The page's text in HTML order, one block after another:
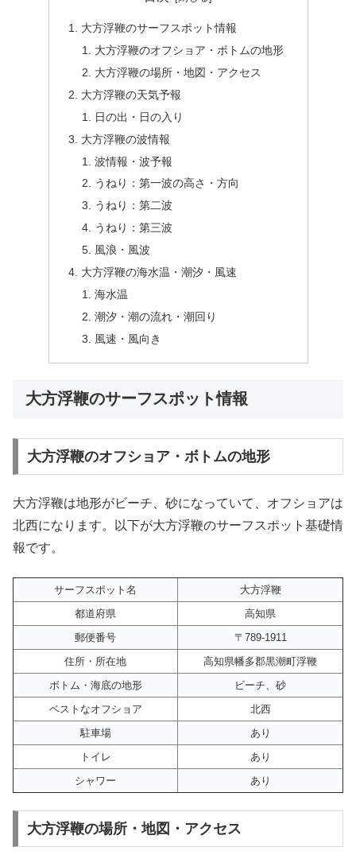
大方浮鞭のサーフスポット情報
大方浮鞭のオフショア・ボトムの地形
大方浮鞭の場所・地図・アクセス
大方浮鞭の天気予報
日の出・日の入り
大方浮鞭の波情報
波情報・波予報
うねり：第一波の高さ・方向
うねり：第二波
うねり：第三波
風浪・風波
大方浮鞭の海水温・潮汐・風速
海水温
潮汐・潮の流れ・潮回り
風速・風向き
大方浮鞭のサーフスポット情報
大方浮鞭のオフショア・ボトムの地形
大方浮鞭は地形がビーチ、砂になっていて、オフショアは
北西になります。以下が大方浮鞭のサーフスポット基礎情
報です。
サーフスポット名
大方浮鞭
都道府県
高知県
郵便番号
〒789-1911
住所・所在地
高知県幡多郡黒潮町浮鞭
ボトム・海底の地形
ビーチ、砂
ベストなオフショア
北西
駐車場
あり
トイレ
あり
シャワー
あり
大方浮鞭の場所・地図・アクセス